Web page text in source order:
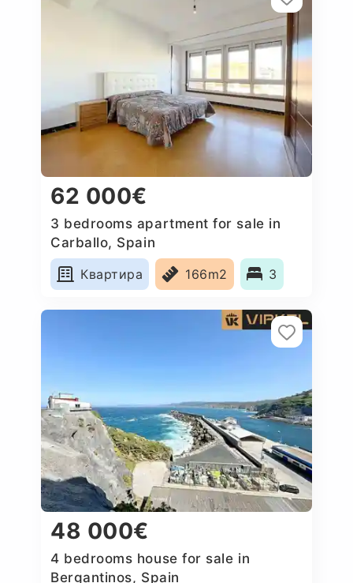
62 000€
3 bedrooms apartment for sale in
Carballo, Spain
Квартира
166m2 3
48 000€
4 bedrooms house for sale in
Bergantinos, Spain